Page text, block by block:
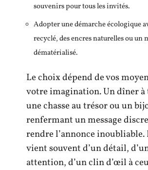
souvenirs pour tous les invités.
Adopter une démarche écologique
recyclé, des encres naturelles ou un
dématérialisé.
Le choix dépend de vos
votre imagination. Un dîner à
une chasse au trésor ou un
renfermant un message
rendre l’annonce inoubliable.
vient souvent d’un détail,
attention, d’un clin d’œil à